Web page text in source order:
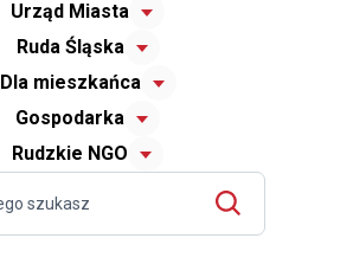
Urząd Miasta
Ruda Śląska
Dla mieszkańca
Gospodarka
Rudzkie NGO